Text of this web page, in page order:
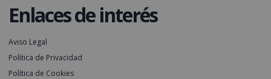
Enlaces de interés
Aviso Legal
Política de Privacidad
Política de Cookies